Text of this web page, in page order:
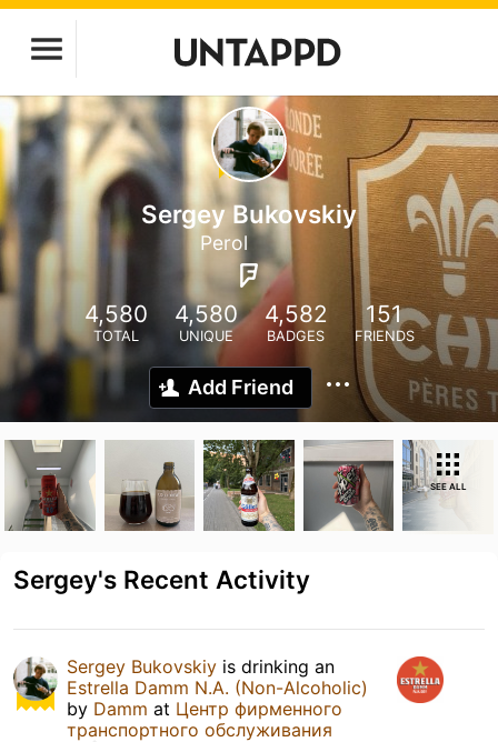
Sergey Bukovskiy
Perol
4,580
TOTAL
4,580
UNIQUE
4,582
BADGES
151
FRIENDS
Add Friend
SEE ALL
Sergey's Recent Activity
Sergey Bukovskiy is drinking an
Estrella Damm N.A. (Non-Alcoholic)
by Damm at Центр фирменного
транспортного обслуживания